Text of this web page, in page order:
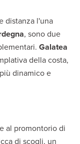
distanza l'una
, sono due
Galatea
della costa,
dinamico e
al promontorio di
di scogli, un